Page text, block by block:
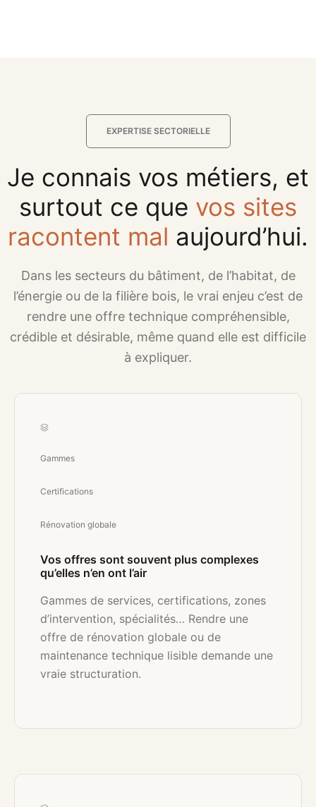
EXPERTISE SECTORIELLE
Je connais vos métiers, et
surtout ce que vos sites
racontent mal aujourd’hui.
Dans les secteurs du bâtiment, de l’habitat, de
l’énergie ou de la filière bois, le vrai enjeu c’est de
rendre une offre technique compréhensible,
crédible et désirable, même quand elle est difficile
à expliquer.
Gammes
Certifications
Rénovation globale
Vos offres sont souvent plus complexes
qu’elles n’en ont l’air
Gammes de services, certifications, zones
d’intervention, spécialités… Rendre une
offre de rénovation globale ou de
maintenance technique lisible demande une
vraie structuration.